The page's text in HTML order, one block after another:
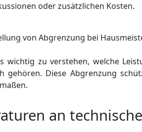
oder zusätzlichen Kosten.
wichtig zu verstehen, welche
gehören. Diese Abgrenzung
an